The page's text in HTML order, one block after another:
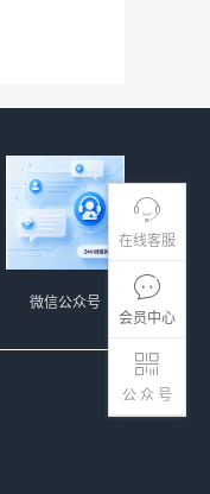
在线客服
会员中心
公 众 号
微信公众号